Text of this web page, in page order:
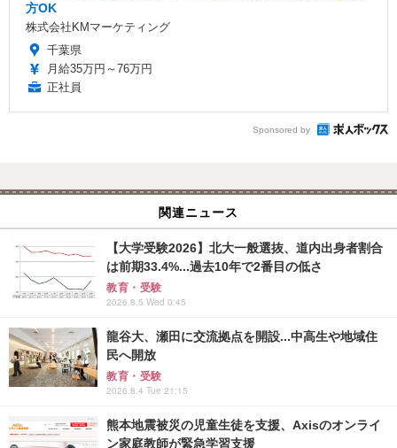
方OK
株式会社KMマーケティング
千葉県
月給35万円～76万円
正社員
Sponsored by
関連ニュース
【大学受験2026】北大一般選抜、道内出身者割合
は前期33.4%...過去10年で2番目の低さ
教育・受験
2026.8.5 Wed 0:45
龍谷大、瀬田に交流拠点を開設...中高生や地域住
民へ開放
教育・受験
2026.8.4 Tue 21:15
熊本地震被災の児童生徒を支援、Axisのオンライ
ン家庭教師が緊急学習支援